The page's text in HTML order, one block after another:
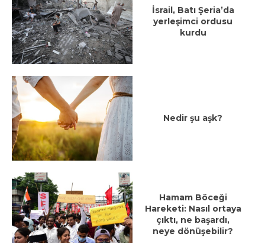
İsrail, Batı Şeria’da
yerleşimci ordusu
kurdu
Nedir şu aşk?
Hamam Böceği
Hareketi: Nasıl ortaya
çıktı, ne başardı,
neye dönüşebilir?